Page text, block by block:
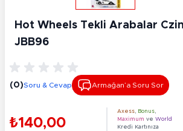
Hot Wheels Tekli Arabalar
JBB96
(0)Soru & Cevap Armağan’a Soru Sor
₺140,00
Axess Bonus
Maximum ve World
Kredi Kartınıza